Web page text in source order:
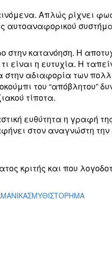
Απλώς ρίχνει
αυτοαναφορικού
κατανόηση. Η
είναι η ευτυχία. Η
στην αδιαφορία των
του “απόβλητου”
τίποτα.
ευθύτητα η γραφή
στον αναγνώστη την
κριτής και που
ΜΑΝΙΚΑΣΜΥΘΙΣΤΟΡΗΜΑ